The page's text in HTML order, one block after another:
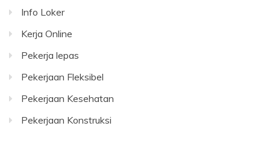
Info Loker
Kerja Online
Pekerja lepas
Pekerjaan Fleksibel
Pekerjaan Kesehatan
Pekerjaan Konstruksi